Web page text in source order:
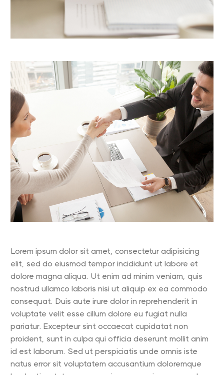
Lorem ipsum dolor sit amet, consectetur adipisicing
elit, sed do eiusmod tempor incididunt ut labore et
dolore magna aliqua. Ut enim ad minim veniam, quis
nostrud ullamco laboris nisi ut aliquip ex ea commodo
consequat. Duis aute irure dolor in reprehenderit in
voluptate velit esse cillum dolore eu fugiat nulla
pariatur. Excepteur sint occaecat cupidatat non
proident, sunt in culpa qui officia deserunt mollit anim
id est laborum. Sed ut perspiciatis unde omnis iste
natus error sit voluptatem accusantium doloremque